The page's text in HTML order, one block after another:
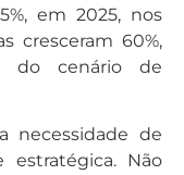
em 2025, nos
cresceram 60%,
do cenário de
necessidade de
estratégica. Não